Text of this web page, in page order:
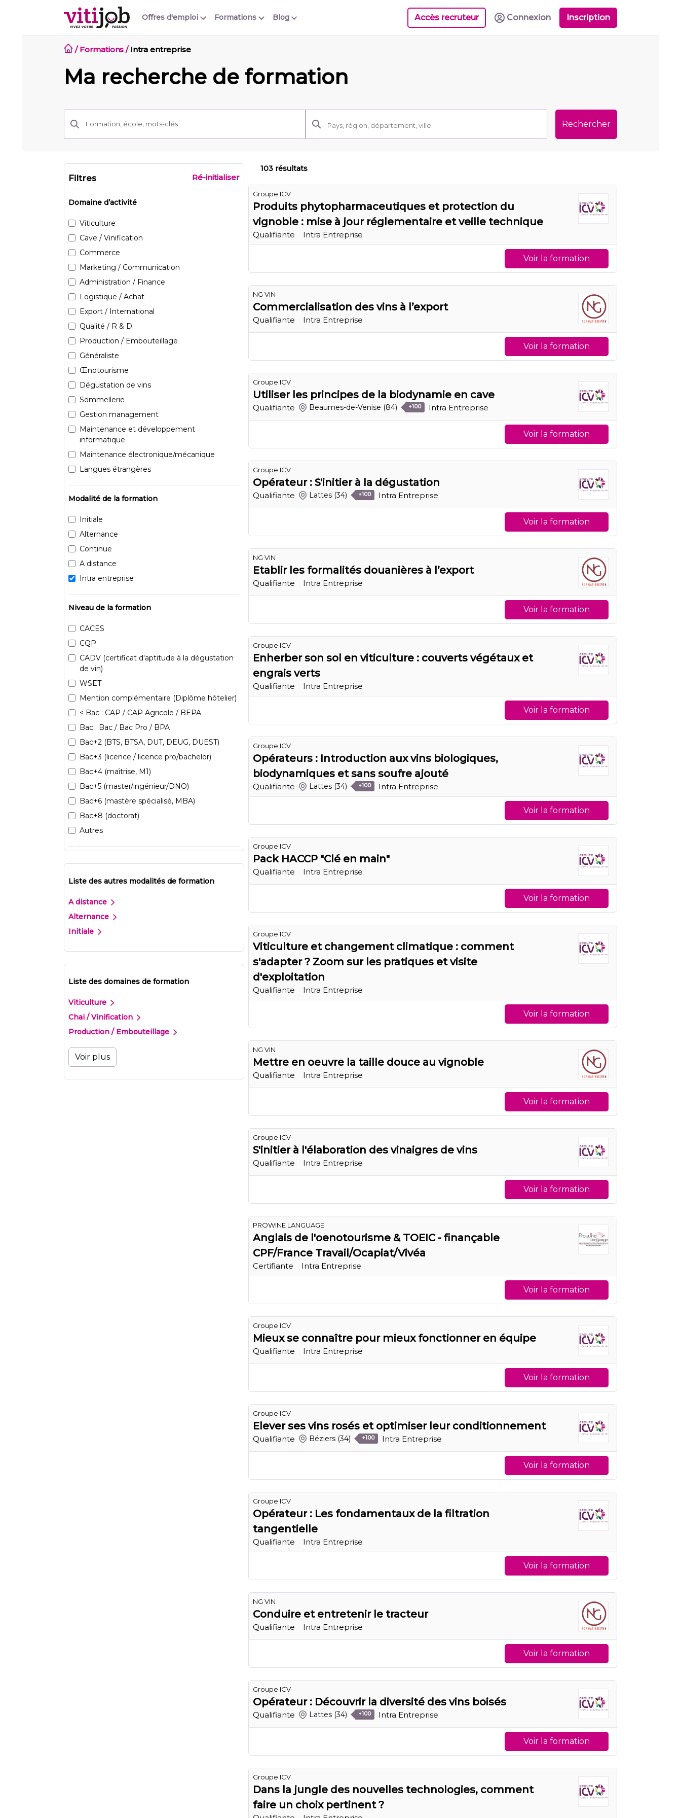
Offres d'emploi Blog
Formations Accès recruteur Connexion Inscription
/ Formations / Intra entreprise
Ma recherche de formation
Rechercher
Filtres Ré-initialiser
Domaine d’activité
Viticulture
Cave / Vinification
Commerce
Marketing / Communication
Administration / Finance
Logistique / Achat
Export / International
Qualité / R & D
Production / Embouteillage
Généraliste
Œnotourisme
Dégustation de vins
Sommellerie
Gestion management
Maintenance et développement
informatique
Maintenance électronique/mécanique
Langues étrangères
Modalité de la formation
Initiale
Alternance
Continue
A distance
Intra entreprise
Niveau de la formation
CACES
CQP
CADV (certificat d'aptitude à la dégustation
de vin)
WSET
Mention complémentaire (Diplôme hôtelier)
< Bac : CAP / CAP Agricole / BEPA
Bac : Bac / Bac Pro / BPA
Bac+2 (BTS, BTSA, DUT, DEUG, DUEST)
Bac+3 (licence / licence pro/bachelor)
Bac+4 (maîtrise, M1)
Bac+5 (master/ingénieur/DNO)
Bac+6 (mastère spécialisé, MBA)
Bac+8 (doctorat)
Autres
Liste des autres modalités de formation
A distance
Alternance
Initiale
Liste des domaines de formation
Viticulture
Chai / Vinification
Production / Embouteillage
Voir plus
103 résultats
Groupe ICV
Produits phytopharmaceutiques et protection du
vignoble : mise à jour réglementaire et veille technique
Qualifiante Intra Entreprise
Voir la formation
NG VIN
Commercialisation des vins à l’export
Qualifiante Intra Entreprise
Voir la formation
Groupe ICV
Utiliser les principes de la biodynamie en cave
Qualifiante Beaumes-de-Venise (84) +100 Intra Entreprise
Voir la formation
Groupe ICV
Opérateur : S'initier à la dégustation
Qualifiante Lattes (34) +100 Intra Entreprise
Voir la formation
NG VIN
Etablir les formalités douanières à l’export
Qualifiante Intra Entreprise
Voir la formation
Groupe ICV
Enherber son sol en viticulture : couverts végétaux et
engrais verts
Qualifiante Intra Entreprise
Voir la formation
Groupe ICV
Opérateurs : Introduction aux vins biologiques,
biodynamiques et sans soufre ajouté
Qualifiante Lattes (34) +100 Intra Entreprise
Voir la formation
Groupe ICV
Pack HACCP "Clé en main"
Qualifiante Intra Entreprise
Voir la formation
Groupe ICV
Viticulture et changement climatique : comment
s'adapter ? Zoom sur les pratiques et visite
d'exploitation
Qualifiante Intra Entreprise
Voir la formation
NG VIN
Mettre en oeuvre la taille douce au vignoble
Qualifiante Intra Entreprise
Voir la formation
Groupe ICV
S'initier à l'élaboration des vinaigres de vins
Qualifiante Intra Entreprise
Voir la formation
PROWINE LANGUAGE
Anglais de l'oenotourisme & TOEIC - finançable
CPF/France Travail/Ocapiat/Vivéa
Certifiante Intra Entreprise
Voir la formation
Groupe ICV
Mieux se connaître pour mieux fonctionner en équipe
Qualifiante Intra Entreprise
Voir la formation
Groupe ICV
Elever ses vins rosés et optimiser leur conditionnement
Qualifiante Béziers (34) +100 Intra Entreprise
Voir la formation
Groupe ICV
Opérateur : Les fondamentaux de la filtration
tangentielle
Qualifiante Intra Entreprise
Voir la formation
NG VIN
Conduire et entretenir le tracteur
Qualifiante Intra Entreprise
Voir la formation
Groupe ICV
Opérateur : Découvrir la diversité des vins boisés
Qualifiante Lattes (34) +100 Intra Entreprise
Voir la formation
Groupe ICV
Dans la jungle des nouvelles technologies, comment
faire un choix pertinent ?